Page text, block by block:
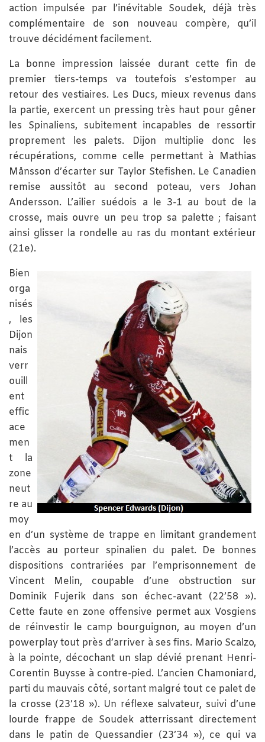
action impulsée par l’inévitable Soudek, déjà très
complémentaire de son nouveau compère, qu’il
trouve décidément facilement.
La bonne impression laissée durant cette fin de
premier tiers-temps va toutefois s’estomper au
retour des vestiaires. Les Ducs, mieux revenus dans
la partie, exercent un pressing très haut pour gêner
les Spinaliens, subitement incapables de ressortir
proprement les palets. Dijon multiplie donc les
récupérations, comme celle permettant à Mathias
Månsson d’écarter sur Taylor Stefishen. Le Canadien
remise aussitôt au second poteau, vers Johan
Andersson. L’ailier suédois a le 3-1 au bout de la
crosse, mais ouvre un peu trop sa palette ; faisant
ainsi glisser la rondelle au ras du montant extérieur
(21e).
Bien
orga
nisés
, les
Dijon
nais
verr
ouill
ent
effic
ace
men
t la
zone
neut
re au
moy
en d’un système de trappe en limitant grandement
l’accès au porteur spinalien du palet. De bonnes
dispositions contrariées par l’emprisonnement de
Vincent Melin, coupable d’une obstruction sur
Dominik Fujerik dans son échec-avant (22’58 »).
Cette faute en zone offensive permet aux Vosgiens
de réinvestir le camp bourguignon, au moyen d’un
powerplay tout près d’arriver à ses fins. Mario Scalzo,
à la pointe, décochant un slap dévié prenant Henri-
Corentin Buysse à contre-pied. L’ancien Chamoniard,
parti du mauvais côté, sortant malgré tout ce palet de
la crosse (23’18 »). Un réflexe salvateur, suivi d’une
lourde frappe de Soudek atterrissant directement
dans le patin de Quessandier (23’34 »), ce qui va